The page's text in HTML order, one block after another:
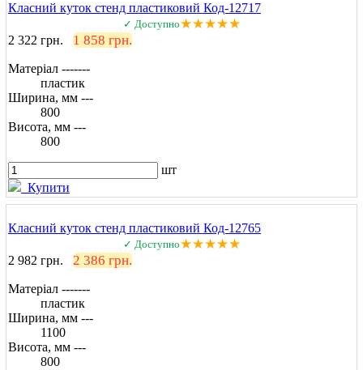
Класний куток стенд пластиковий Код-12717
✓ Доступно★★★★★
2 322 грн. 1 858 грн.
Матеріал -------
пластик
Ширина, мм ---
800
Висота, мм ---
800
шт
Купити
Класний куток стенд пластиковий Код-12765
✓ Доступно★★★★★
2 982 грн. 2 386 грн.
Матеріал -------
пластик
Ширина, мм ---
1100
Висота, мм ---
800